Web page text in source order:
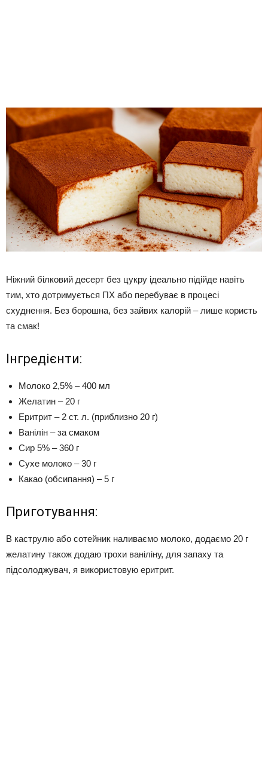
Ніжний білковий десерт без цукру ідеально підійде навіть
тим, хто дотримується ПХ або перебуває в процесі
схуднення. Без борошна, без зайвих калорій – лише користь
та смак!
Інгредієнти:
Молоко 2,5% – 400 мл
Желатин – 20 г
Еритрит – 2 ст. л. (приблизно 20 г)
Ванілін – за смаком
Сир 5% – 360 г
Сухе молоко – 30 г
Какао (обсипання) – 5 г
Приготування:
В каструлю або сотейник наливаємо молоко, додаємо 20 г
желатину також додаю трохи ваніліну, для запаху та
підсолоджувач, я використовую еритрит.